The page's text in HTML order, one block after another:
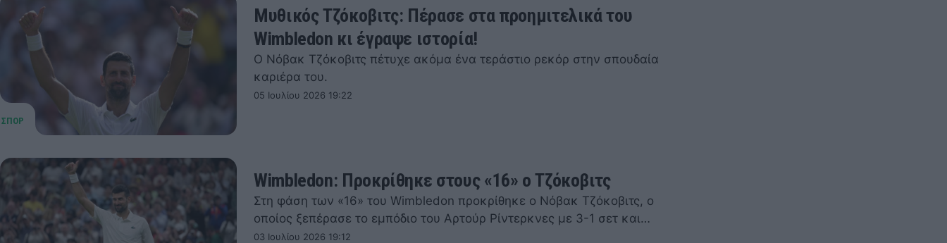
Μυθικός Τζόκοβιτς: Πέρασε στα προημιτελικά του
Wimbledon κι έγραψε ιστορία!
Ο Νόβακ Τζόκοβιτς πέτυχε ακόμα ένα τεράστιο ρεκόρ στην σπουδαία
καριέρα του.
05 Ιουλίου 2026 19:22
Wimbledon: Προκρίθηκε στους «16» ο Τζόκοβιτς
Στη φάση των «16» του Wimbledon προκρίθηκε ο Νόβακ Τζόκοβιτς, ο
οποίος ξεπέρασε το εμπόδιο του Αρτούρ Ρίντερκνες με 3-1 σετ και…
03 Ιουλίου 2026 19:12